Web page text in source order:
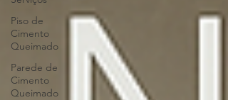
Piso de
Cimento
Queimado
Parede de
Cimento
Queimado